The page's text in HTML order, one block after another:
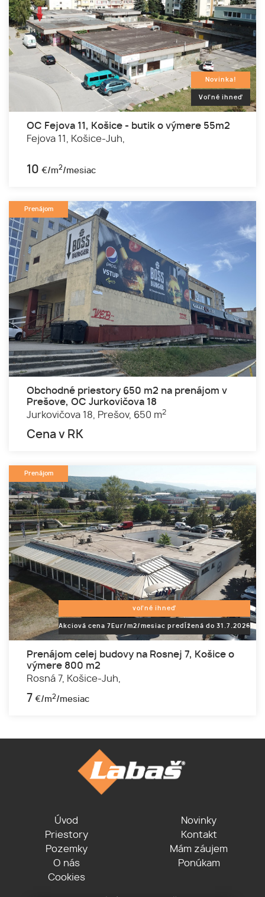
Novinka!
Voľné ihneď
OC Fejova 11, Košice - butik o výmere 55m2
Fejova 11,
Košice-Juh,
10 €/m2/mesiac
Prenájom
Obchodné priestory 650 m2 na prenájom v
Prešove, OC Jurkovičova 18
Jurkovičova 18,
Prešov, 650 m2
Cena v RK
Prenájom
voľné ihneď
Akciová cena 7Eur/m2/mesiac predĺžená do 31.7.2026
Prenájom celej budovy na Rosnej 7, Košice o
výmere 800 m2
Rosná 7, Košice-Juh,
7 €/m2/mesiac
Úvod
Priestory
Pozemky
O nás
Cookies
Novinky
Kontakt
Mám záujem
Ponúkam